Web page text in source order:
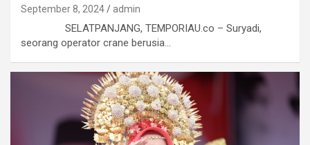
September 8, 2024 admin
SELATPANJANG, TEMPORIAU.co – Suryadi,
seorang operator crane berusia…